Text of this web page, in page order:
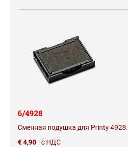
6/4928
Сменная подушка для Printy 4928.
€ 4,90
с НДС